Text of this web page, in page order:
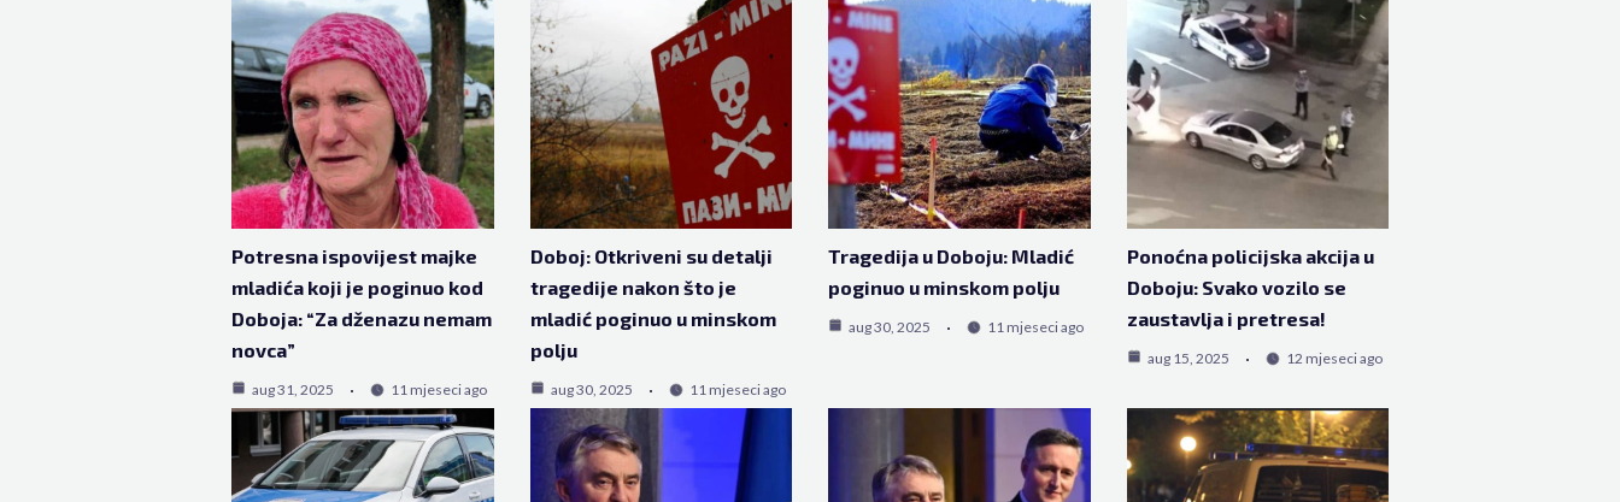
Potresna ispovijest majke
mladića koji je poginuo kod
Doboja: “Za dženazu nemam
novca”
aug 31, 2025 11 mjeseci ago
Doboj: Otkriveni su detalji
tragedije nakon što je
mladić poginuo u minskom
polju
aug 30, 2025 11 mjeseci ago
Tragedija u Doboju: Mladić
poginuo u minskom polju
aug 30, 2025 11 mjeseci ago
Ponoćna policijska akcija u
Doboju: Svako vozilo se
zaustavlja i pretresa!
aug 15, 2025 12 mjeseci ago